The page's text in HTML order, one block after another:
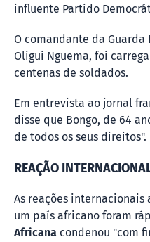
influente Partido
O comandante da
Oligui Nguema, foi
centenas de soldados.
Em entrevista ao jornal
disse que Bongo, de 64
de todos os seus direitos".
REAÇÃO
As reações internacionais
um país africano foram
Africana condenou "com